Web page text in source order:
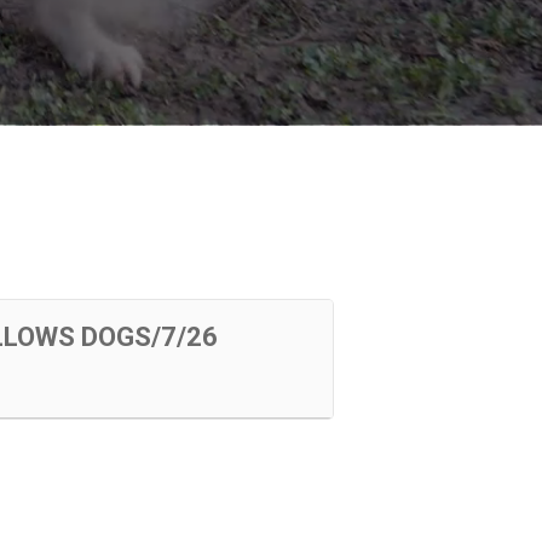
DOGS/7/26